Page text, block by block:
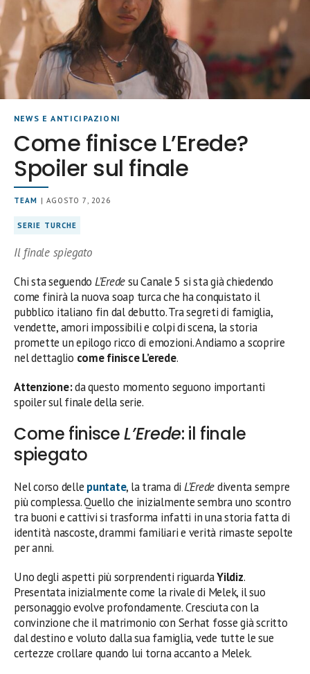
NEWS E ANTICIPAZIONI
Come finisce L’Erede?
Spoiler sul finale
TEAM | AGOSTO 7, 2026
SERIE TURCHE
Il finale spiegato
Chi sta seguendo L’Eredesu Canale 5 si sta già chiedendo
come finirà la nuova soap turca che ha conquistato il
pubblico italiano fin dal debutto. Tra segreti di famiglia,
vendette, amori impossibili e colpi di scena, la storia
promette un epilogo ricco di emozioni. Andiamo a scoprire
nel dettaglio come finisce L’erede.
Attenzione:da questo momento seguono importanti
spoiler sul finale della serie.
Come finisceL’Erede: il finale
spiegato
Nel corso delle puntate, la trama di L’Eredediventa sempre
più complessa. Quello che inizialmente sembra uno scontro
tra buoni e cattivi si trasforma infatti in una storia fatta di
identità nascoste, drammi familiari e verità rimaste sepolte
per anni.
Uno degli aspetti più sorprendenti riguardaYildiz.
Presentata inizialmente come la rivale di Melek, il suo
personaggio evolve profondamente. Cresciuta con la
convinzione che il matrimonio con Serhat fosse già scritto
dal destino e voluto dalla sua famiglia, vede tutte le sue
certezze crollare quando lui torna accanto a Melek.